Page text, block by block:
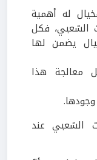
له أهمية
الشعبي، فكل
يضمن لها
معالجة هذا
الشعبي عند